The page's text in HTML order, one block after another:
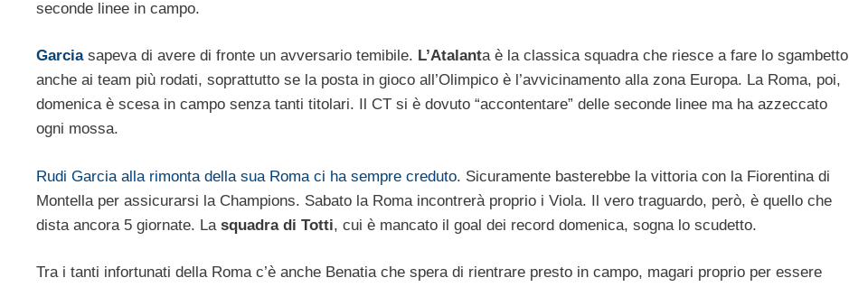
seconde linee in campo.
Garcia sapeva di avere di fronte un avversario temibile. L’Atalanta è la classica squadra che riesce a fare lo sgambetto
anche ai team più rodati, soprattutto se la posta in gioco all’Olimpico è l’avvicinamento alla zona Europa. La Roma, poi,
domenica è scesa in campo senza tanti titolari. Il CT si è dovuto “accontentare” delle seconde linee ma ha azzeccato
ogni mossa.
Rudi Garcia alla rimonta della sua Roma ci ha sempre creduto. Sicuramente basterebbe la vittoria con la Fiorentina di
Montella per assicurarsi la Champions. Sabato la Roma incontrerà proprio i Viola. Il vero traguardo, però, è quello che
dista ancora 5 giornate. La squadra di Totti, cui è mancato il goal dei record domenica, sogna lo scudetto.
Tra i tanti infortunati della Roma c’è anche Benatia che spera di rientrare presto in campo, magari proprio per essere